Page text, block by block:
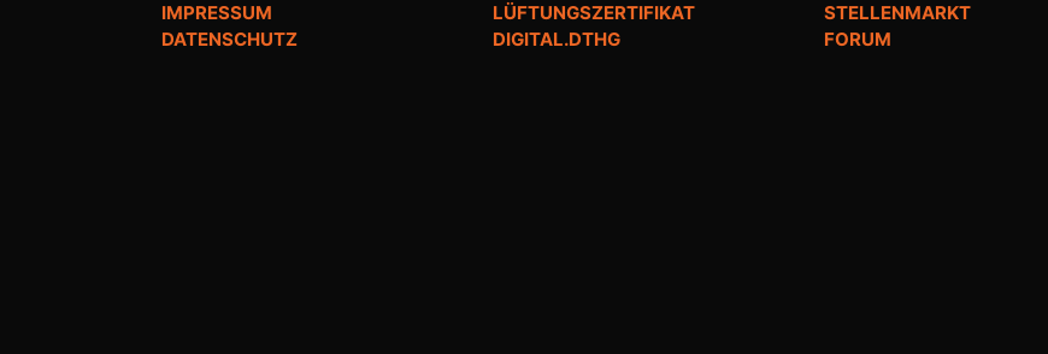
IMPRESSUM
DATENSCHUTZ
LÜFTUNGSZERTIFIKAT
DIGITAL.DTHG
STELLENMARKT
FORUM